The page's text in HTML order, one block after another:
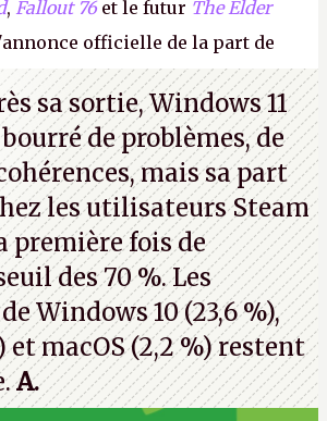
, Fallout 76 et le futur The Elder
officielle de la part de
syndicat des employés confirme
A.
sa sortie, Windows 11
de problèmes, de
mais sa part
les utilisateurs Steam
première fois de
des 70 %. Les
Windows 10 (23,6 %),
et macOS (2,2 %) restent
A.